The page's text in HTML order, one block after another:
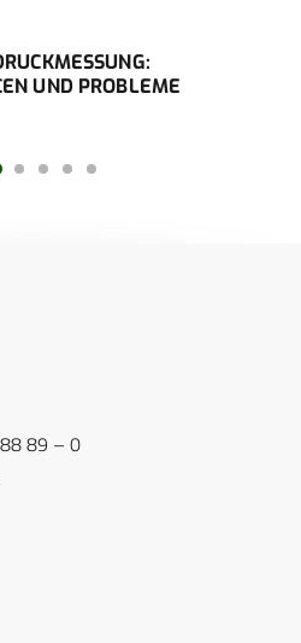
UND PROBLEME
89 – 0